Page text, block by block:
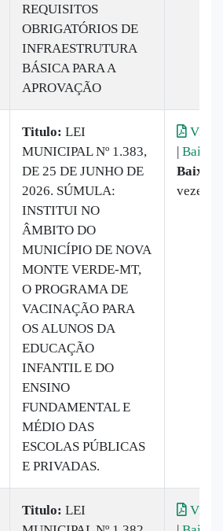
REQUISITOS
OBRIGATÓRIOS DE
INFRAESTRUTURA
BÁSICA PARA A
APROVAÇÃO
Titulo: LEI
MUNICIPAL Nº 1.383,
DE 25 DE JUNHO DE
2026. SÚMULA:
INSTITUI NO
ÂMBITO DO
MUNICÍPIO DE NOVA
MONTE VERDE-MT,
O PROGRAMA DE
VACINAÇÃO PARA
OS ALUNOS DA
EDUCAÇÃO
INFANTIL E DO
ENSINO
FUNDAMENTAL E
MÉDIO DAS
ESCOLAS PÚBLICAS
E PRIVADAS.
| Baixar
vezes
Titulo: LEI